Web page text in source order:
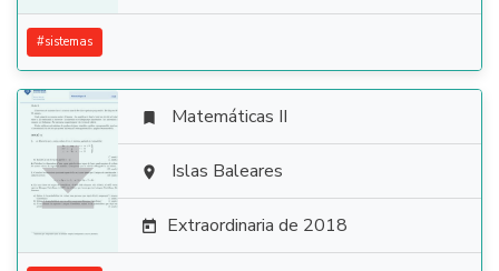
#sistemas

 Matemáticas II
 Islas Baleares
 Extraordinaria de 2018